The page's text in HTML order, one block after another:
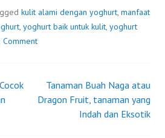
kulit alami dengan yoghurt, manfaat
, yoghurt baik untuk kulit, yoghurt
Comment
Tanaman Buah Naga atau
Dragon Fruit, tanaman yang
Indah dan Eksotik